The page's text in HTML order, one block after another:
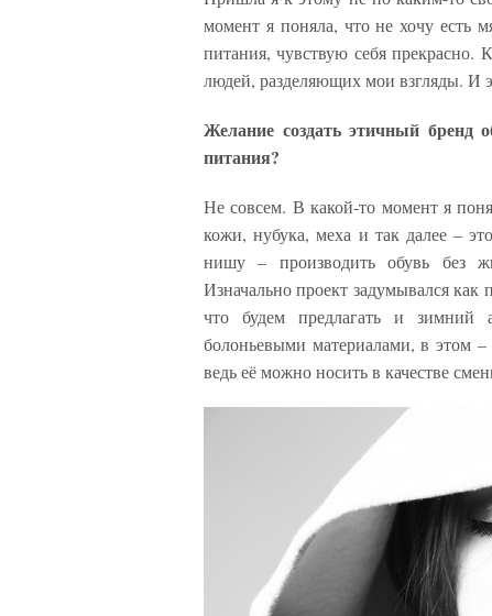
момент я поняла, что не хочу есть
питания, чувствую себя прекрасно.
людей, разделяющих мои взгляды. И
Желание создать этичный бренд
питания?
Не совсем. В какой-то момент я
кожи, нубука, меха и так далее –
нишу – производить обувь без
Изначально проект задумывался как
что будем предлагать и
болоньевыми материалами, в этом
ведь её можно носить в качестве